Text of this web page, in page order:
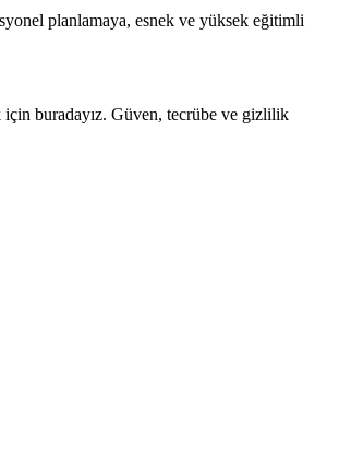
planlamaya, esnek ve yüksek eğitimli
buradayız. Güven, tecrübe ve gizlilik